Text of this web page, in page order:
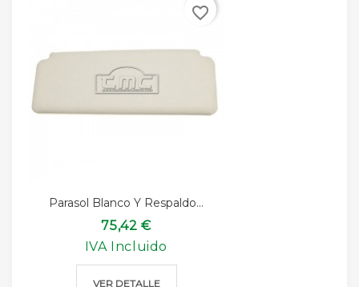
Parasol Blanco Y Respaldo...
75,42 €
IVA Incluido
VER DETALLE
favorite_border